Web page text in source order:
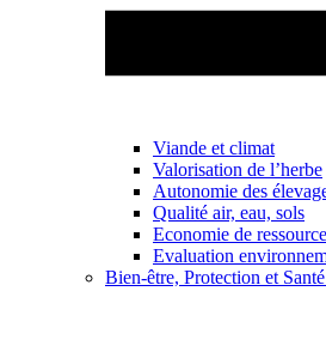
Viande et climat
Valorisation de l’herbe
Autonomie des
Qualité air, eau, sols
Economie de
Evaluation
Bien-être, Protection et